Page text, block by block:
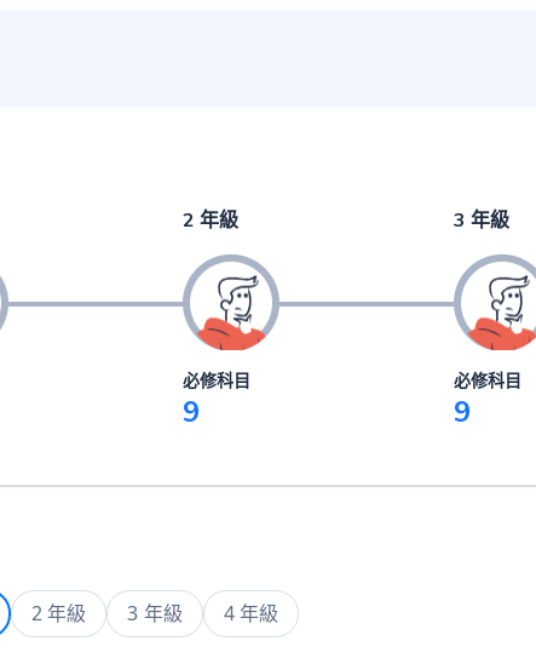
2 年級
必修科目
9
3 年級
必修科目
9
2 年級 3 年級 4 年級